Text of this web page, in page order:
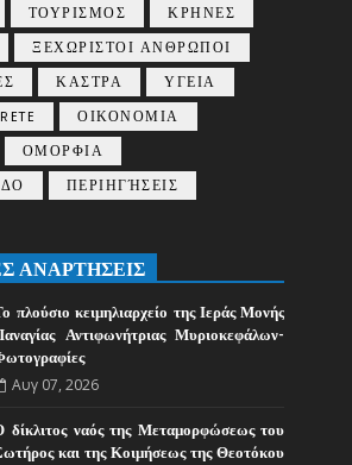
ΤΟΥΡΙΣΜΟΣ
ΚΡΗΝΕΣ
ΞΕΧΩΡΙΣΤΟΙ ΑΝΘΡΩΠΟΙ
ΚΑΣΤΡΑ
ΥΓΕΙΑ
ΟΙΚΟΝΟΜΙΑ
ΟΜΟΡΦΙΑ
ΠΕΡΙΗΓΉΣΕΙΣ
ΑΝΑΡΤΗΣΕΙΣ
πλούσιο κειμηλιαρχείο της Ιεράς Μονής
Αντιφωνήτριας Μυριοκεφάλων-
Αυγ 07, 2026
δίκλιτος ναός της Μεταμορφώσεως του
και της Κοιμήσεως της Θεοτόκου